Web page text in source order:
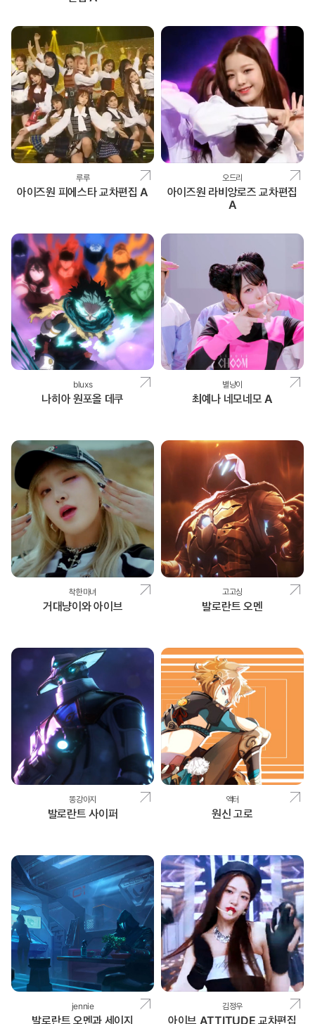
루루
아이즈원 피에스타 교차편집 A
오드리
아이즈원 라비앙로즈 교차편집
A
bluxs
나히아 원포올 데쿠
별냥이
최예나 네모네모 A
착한마녀
거대냥이와 아이브
고고싱
발로란트 오멘
똥강아지
발로란트 사이퍼
액터
원신 고로
jennie
발로란트 오멘과 세이지
김정우
아이브 ATTITUDE 교차편집